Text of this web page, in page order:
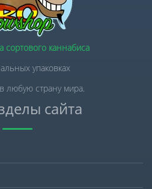
сортового каннабиса
упаковках
любую страну мира.
сайта